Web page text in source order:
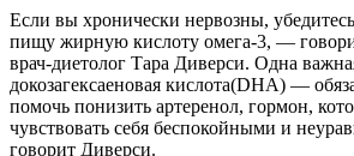
Если вы хронически нервозны,
пищу жирную кислоту омега-3, —
врач-диетолог Тара Диверси. Одна
докозагексаеновая кислота(DHA) —
помочь понизить артеренол, гормон,
чувствовать себя беспокойными и
говорит Диверси.